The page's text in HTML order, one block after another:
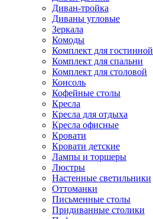
Диван-тройка
Диваны угловые
Зеркала
Комоды
Комплект для гостинной
Комплект для спальни
Комплект для столовой
Консоль
Кофейные столы
Кресла
Кресла для отдыха
Кресла офисные
Кровати
Кровати детские
Лампы и торшеры
Люстры
Настенные светильники
Оттоманки
Письменные столы
Придиванные столики